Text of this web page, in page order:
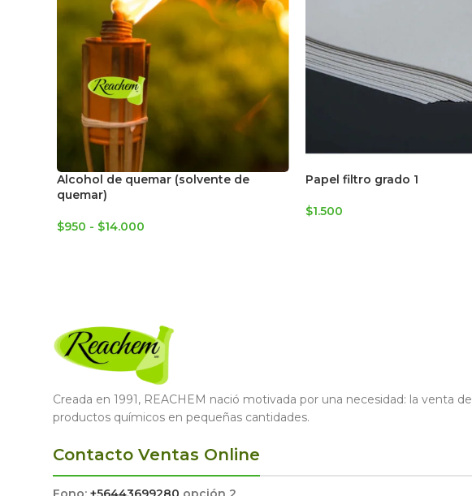
Alcohol de quemar (solvente de
quemar)
$950 - $14.000
Papel filtro grado 1
$1.500
Creada en 1991, REACHEM nació motivada por una necesidad: la venta de
productos químicos en pequeñas cantidades.
Contacto Ventas Online